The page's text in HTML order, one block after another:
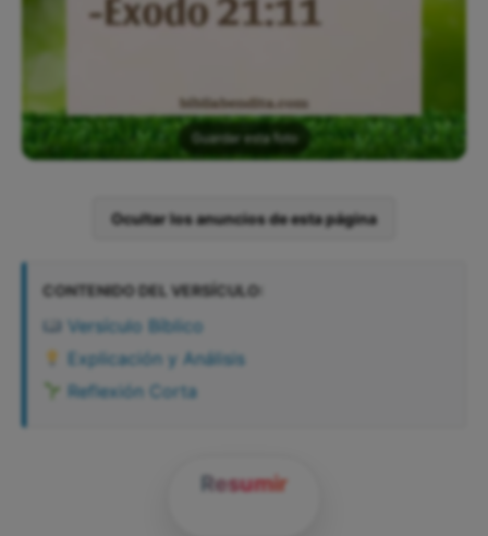
Guardar esta foto
Ocultar los anuncios de esta página
CONTENIDO DEL VERSÍCULO:
Versículo Bíblico
Explicación y Análisis
Reflexión Corta
Resumir